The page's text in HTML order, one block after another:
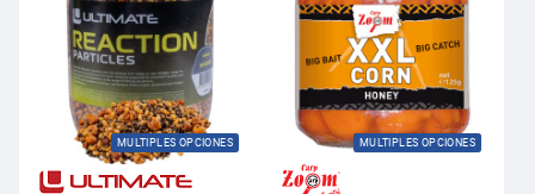
MULTIPLES OPCIONES MULTIPLES OPCIONES